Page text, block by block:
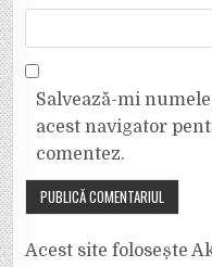
Salvează-mi
acest navigator
comentez.
Acest site folosește